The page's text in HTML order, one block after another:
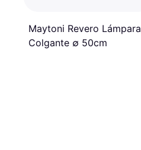
Maytoni Revero Lámpara
Colgante ∅ 50cm